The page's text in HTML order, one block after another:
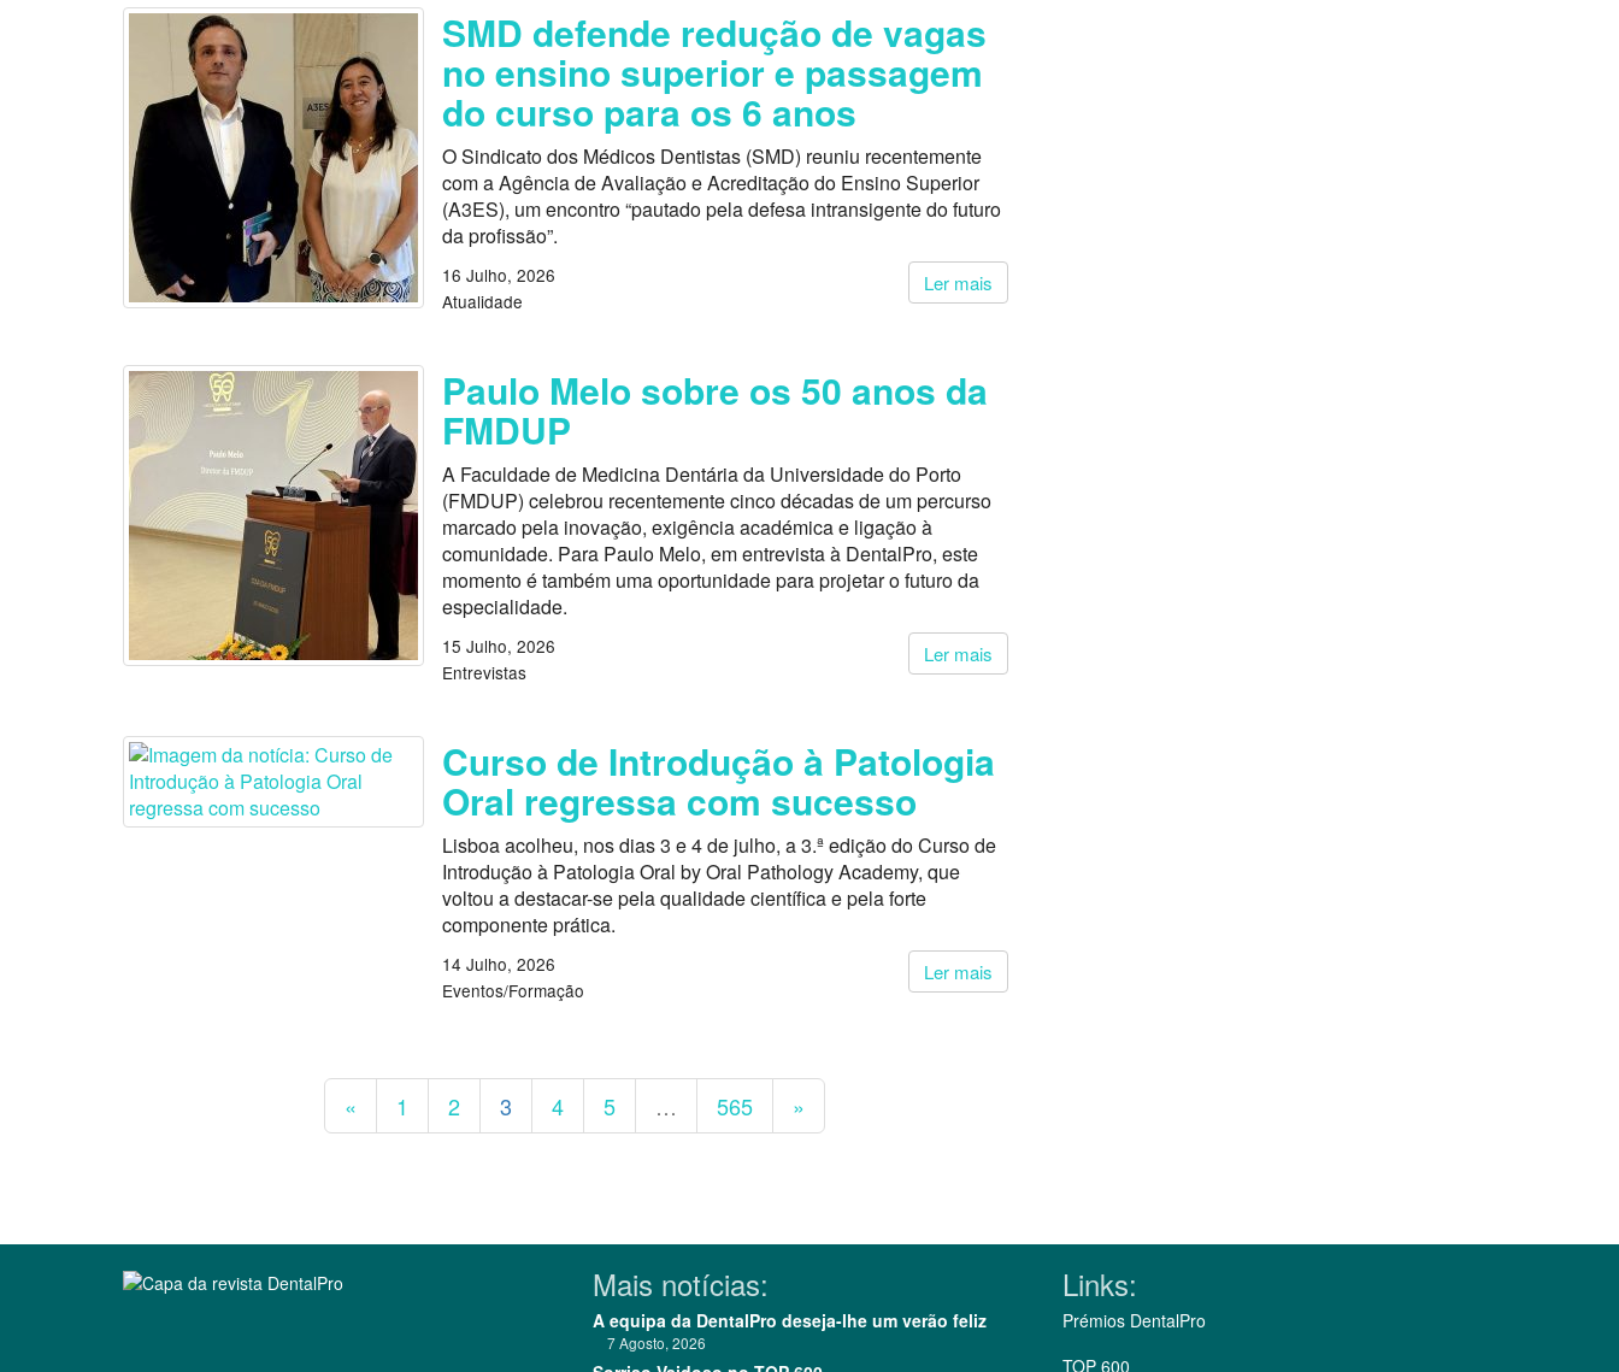
SMD defende redução de vagas
no ensino superior e passagem
do curso para os 6 anos
O Sindicato dos Médicos Dentistas (SMD) reuniu recentemente
com a Agência de Avaliação e Acreditação do Ensino Superior
(A3ES), um encontro “pautado pela defesa intransigente do futuro
da profissão”.
Ler mais
16 Julho, 2026
Atualidade
Paulo Melo sobre os 50 anos da
FMDUP
A Faculdade de Medicina Dentária da Universidade do Porto
(FMDUP) celebrou recentemente cinco décadas de um percurso
marcado pela inovação, exigência académica e ligação à
comunidade. Para Paulo Melo, em entrevista à DentalPro, este
momento é também uma oportunidade para projetar o futuro da
especialidade.
Ler mais
15 Julho, 2026
Entrevistas
Curso de Introdução à Patologia
Oral regressa com sucesso
Lisboa acolheu, nos dias 3 e 4 de julho, a 3.ª edição do Curso de
Introdução à Patologia Oral by Oral Pathology Academy, que
voltou a destacar-se pela qualidade científica e pela forte
componente prática.
Ler mais
14 Julho, 2026
Eventos/Formação
« 1 2 3 4 5 … 565 »
Mais notícias:
A equipa da DentalPro deseja-lhe um verão feliz
7 Agosto, 2026
Links:
Prémios DentalPro
TOP 600